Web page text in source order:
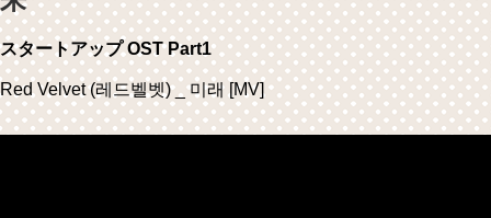
スタートアップ OST Part1
Red Velvet (레드벨벳) _ 미래 [MV]